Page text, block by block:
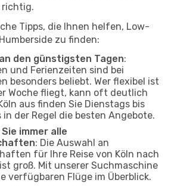
richtig.
Tipps, die Ihnen helfen, Low-
zu finden:
den günstigsten Tagen:
und Ferienzeiten sind bei
besonders beliebt. Wer flexibel ist
Woche fliegt, kann oft deutlich
aus finden Sie Dienstags bis
in der Regel die besten Angebote.
immer alle
: Die Auswahl an
für Ihre Reise von Köln nach
groß. Mit unserer Suchmaschine
verfügbaren Flüge im Überblick.